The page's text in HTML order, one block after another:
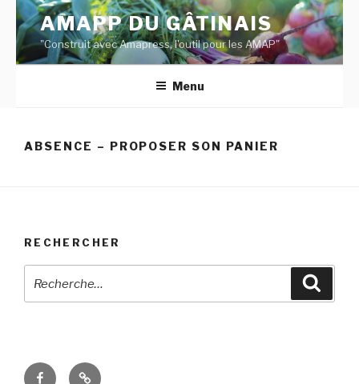
Aller
contenu
principal
AMAPP DU GÂTINAIS
"Construit avec Amapress, l'outil pour les AMAP"
Menu
ABSENCE – PROPOSER SON PANIER
RECHERCHER
pour
Facebook
E-